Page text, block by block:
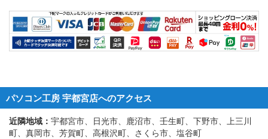
パソコン工房 宇都宮店へのアクセス
近隣地域： 宇都宮市、日光市、鹿沼市、壬生町、下野市、上三川
町、真岡市、芳賀町、高根沢町、さくら市、塩谷町